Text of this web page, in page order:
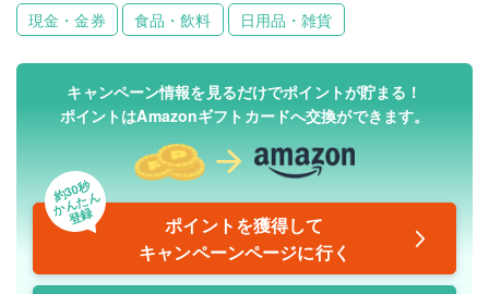
現金・金券 食品・飲料 日用品・雑貨
キャンペーン情報を見るだけでポイントが貯まる！
ポイントはAmazonギフトカードへ交換ができます。
約30秒
かんたん
登録
ポイントを獲得して
キャンペーンページに行く